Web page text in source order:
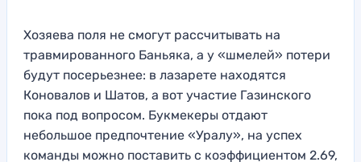
Хозяева поля не смогут рассчитывать на
травмированного Баньяка, а у «шмелей» потери
будут посерьезнее: в лазарете находятся
Коновалов и Шатов, а вот участие Газинского
пока под вопросом. Букмекеры отдают
небольшое предпочтение «Уралу», на успех
команды можно поставить с коэффициентом 2.69,